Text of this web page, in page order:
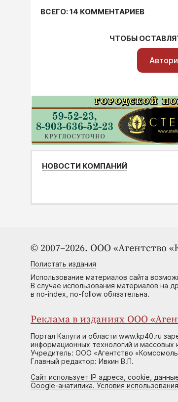
ВСЕГО: 14 КОММЕНТАРИЕВ
ЧТОБЫ
НОВОСТИ КОМПАНИЙ
© 2007–2026. ООО «Агентство
Полистать издания
Использование материалов сайта
В случае использования материалов на
в no-index, no-follow обязательна.
Реклама в изданиях ООО
Портал Калуги и области www.kp40.ru
информационных технологий и
Учредитель: ООО «Агентство
Главный редактор: Ивкин В.П.
Сайт использует IP адреса, cookie,
Google-анатилика. Условия